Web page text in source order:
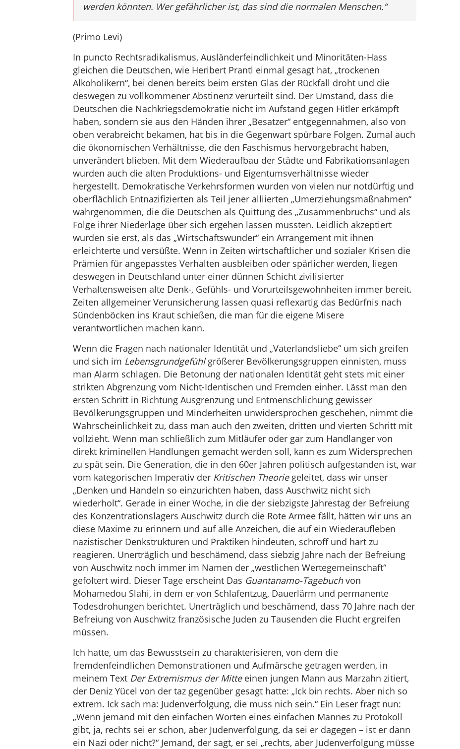
werden könnten. Wer gefährlicher ist, das sind die normalen Menschen.“
(Primo Levi)
In puncto Rechtsradikalismus, Ausländerfeindlichkeit und Minoritäten-Hass
gleichen die Deutschen, wie Heribert Prantl einmal gesagt hat, „trockenen
Alkoholikern“, bei denen bereits beim ersten Glas der Rückfall droht und die
deswegen zu vollkommener Abstinenz verurteilt sind. Der Umstand, dass die
Deutschen die Nachkriegsdemokratie nicht im Aufstand gegen Hitler erkämpft
haben, sondern sie aus den Händen ihrer „Besatzer“ entgegennahmen, also von
oben verabreicht bekamen, hat bis in die Gegenwart spürbare Folgen. Zumal auch
die ökonomischen Verhältnisse, die den Faschismus hervorgebracht haben,
unverändert blieben. Mit dem Wiederaufbau der Städte und Fabrikationsanlagen
wurden auch die alten Produktions- und Eigentumsverhältnisse wieder
hergestellt. Demokratische Verkehrsformen wurden von vielen nur notdürftig und
oberflächlich Entnazifizierten als Teil jener alliierten „Umerziehungsmaßnahmen“
wahrgenommen, die die Deutschen als Quittung des „Zusammenbruchs“ und als
Folge ihrer Niederlage über sich ergehen lassen mussten. Leidlich akzeptiert
wurden sie erst, als das „Wirtschaftswunder“ ein Arrangement mit ihnen
erleichterte und versüßte. Wenn in Zeiten wirtschaftlicher und sozialer Krisen die
Prämien für angepasstes Verhalten ausbleiben oder spärlicher werden, liegen
deswegen in Deutschland unter einer dünnen Schicht zivilisierter
Verhaltensweisen alte Denk-, Gefühls- und Vorurteilsgewohnheiten immer bereit.
Zeiten allgemeiner Verunsicherung lassen quasi reflexartig das Bedürfnis nach
Sündenböcken ins Kraut schießen, die man für die eigene Misere
verantwortlichen machen kann.
Wenn die Fragen nach nationaler Identität und „Vaterlandsliebe“ um sich greifen
und sich im Lebensgrundgefühlgrößerer Bevölkerungsgruppen einnisten, muss
man Alarm schlagen. Die Betonung der nationalen Identität geht stets mit einer
strikten Abgrenzung vom Nicht-Identischen und Fremden einher. Lässt man den
ersten Schritt in Richtung Ausgrenzung und Entmenschlichung gewisser
Bevölkerungsgruppen und Minderheiten unwidersprochen geschehen, nimmt die
Wahrscheinlichkeit zu, dass man auch den zweiten, dritten und vierten Schritt mit
vollzieht. Wenn man schließlich zum Mitläufer oder gar zum Handlanger von
direkt kriminellen Handlungen gemacht werden soll, kann es zum Widersprechen
zu spät sein. Die Generation, die in den 60er Jahren politisch aufgestanden ist, war
vom kategorischen Imperativ der Kritischen Theoriegeleitet, dass wir unser
„Denken und Handeln so einzurichten haben, dass Auschwitz nicht sich
wiederholt“. Gerade in einer Woche, in die der siebzigste Jahrestag der Befreiung
des Konzentrationslagers Auschwitz durch die Rote Armee fällt, hätten wir uns an
diese Maxime zu erinnern und auf alle Anzeichen, die auf ein Wiederaufleben
nazistischer Denkstrukturen und Praktiken hindeuten, schroff und hart zu
reagieren. Unerträglich und beschämend, dass siebzig Jahre nach der Befreiung
von Auschwitz noch immer im Namen der „westlichen Wertegemeinschaft“
gefoltert wird. Dieser Tage erscheint Das Guantanamo-Tagebuchvon
Mohamedou Slahi, in dem er von Schlafentzug, Dauerlärm und permanente
Todesdrohungen berichtet. Unerträglich und beschämend, dass 70 Jahre nach der
Befreiung von Auschwitz französische Juden zu Tausenden die Flucht ergreifen
müssen.
Ich hatte, um das Bewusstsein zu charakterisieren, von dem die
fremdenfeindlichen Demonstrationen und Aufmärsche getragen werden, in
meinem Text Der Extremismus der Mitteeinen jungen Mann aus Marzahn zitiert,
der Deniz Yücel von der taz gegenüber gesagt hatte: „Ick bin rechts. Aber nich so
extrem. Ick sach ma: Judenverfolgung, die muss nich sein.“ Ein Leser fragt nun:
„Wenn jemand mit den einfachen Worten eines einfachen Mannes zu Protokoll
gibt, ja, rechts sei er schon, aber Judenverfolgung, da sei er dagegen – ist er dann
ein Nazi oder nicht?“ Jemand, der sagt, er sei „rechts, aber Judenverfolgung müsse